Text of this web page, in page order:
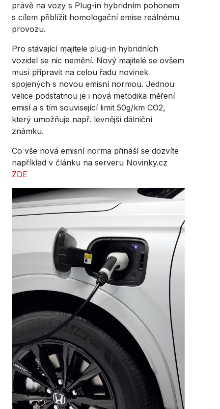
právě na vozy s Plug-in hybridním pohonem
s cílem přiblížit homologační emise reálnému
provozu.
Pro stávající majitele plug-in hybridních
vozidel se nic nemění. Nový majitelé se ovšem
musí připravit na celou řadu novinek
spojených s novou emisní normou. Jednou
velice podstatnou je i nová metodika měření
emisí a s tím související limit 50g/km CO2,
který umožňuje např. levnější dálniční
známku.
Co vše nová emisní norma přináší se dozvíte
například v článku na serveru Novinky.cz
ZDE